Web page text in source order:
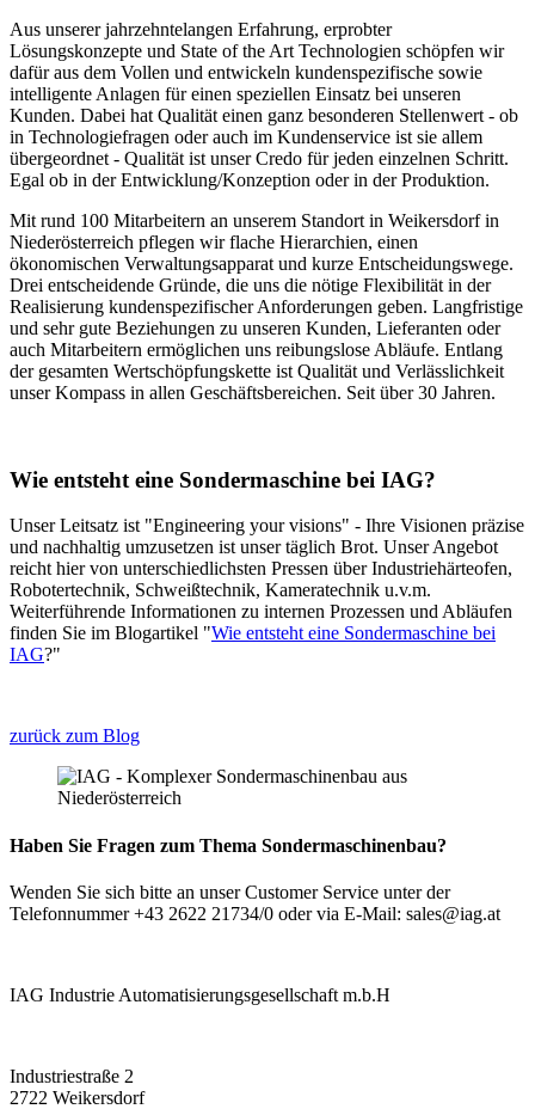
Aus unserer jahrzehntelangen Erfahrung, erprobter
Lösungskonzepte und State of the Art Technologien schöpfen wir
dafür aus dem Vollen und entwickeln kundenspezifische sowie
intelligente Anlagen für einen speziellen Einsatz bei unseren
Kunden. Dabei hat Qualität einen ganz besonderen Stellenwert - ob
in Technologiefragen oder auch im Kundenservice ist sie allem
übergeordnet - Qualität ist unser Credo für jeden einzelnen Schritt.
Egal ob in der Entwicklung/Konzeption oder in der Produktion.
Mit rund 100 Mitarbeitern an unserem Standort in Weikersdorf in
Niederösterreich pflegen wir flache Hierarchien, einen
ökonomischen Verwaltungsapparat und kurze Entscheidungswege.
Drei entscheidende Gründe, die uns die nötige Flexibilität in der
Realisierung kundenspezifischer Anforderungen geben. Langfristige
und sehr gute Beziehungen zu unseren Kunden, Lieferanten oder
auch Mitarbeitern ermöglichen uns reibungslose Abläufe. Entlang
der gesamten Wertschöpfungskette ist Qualität und Verlässlichkeit
unser Kompass in allen Geschäftsbereichen. Seit über 30 Jahren.
Wie entsteht eine Sondermaschine bei IAG?
Unser Leitsatz ist "Engineering your visions" - Ihre Visionen präzise
und nachhaltig umzusetzen ist unser täglich Brot. Unser Angebot
reicht hier von unterschiedlichsten Pressen über Industriehärteofen,
Robotertechnik, Schweißtechnik, Kameratechnik u.v.m.
Weiterführende Informationen zu internen Prozessen und Abläufen
finden Sie im Blogartikel "Wie entsteht eine Sondermaschine bei
IAG?"
zurück zum Blog
Haben Sie Fragen zum Thema Sondermaschinenbau?
Wenden Sie sich bitte an unser Customer Service unter der
Telefonnummer +43 2622 21734/0 oder via E-Mail: sales@iag.at
IAG Industrie Automatisierungsgesellschaft m.b.H
Industriestraße 2
2722 Weikersdorf